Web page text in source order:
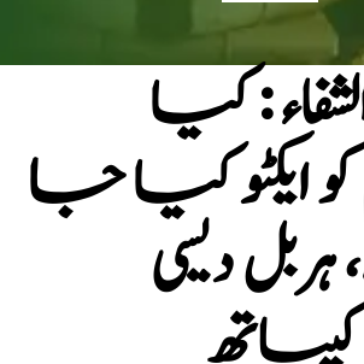
: کیا
ایکٹو کیا جا
ہربل دیسی